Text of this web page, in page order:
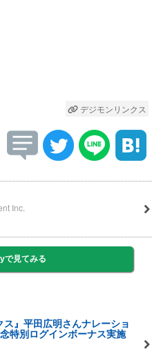
デジモンリンクス
Inc.
で見てみる
ス』平田広明さんナレーショ
特別ログインボーナス実施